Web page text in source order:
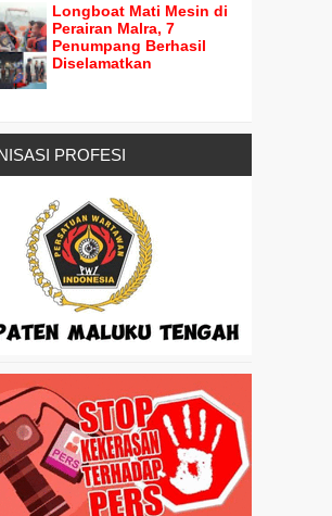
Longboat Mati Mesin di
Perairan Malra, 7
Penumpang Berhasil
Diselamatkan
PROFESI